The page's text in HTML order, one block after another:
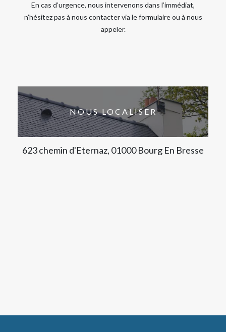
En cas d’urgence, nous intervenons dans l’immédiat,
n’hésitez pas à nous contacter via le formulaire ou à nous
appeler.
NOUS LOCALISER
623 chemin d'Eternaz, 01000 Bourg En Bresse